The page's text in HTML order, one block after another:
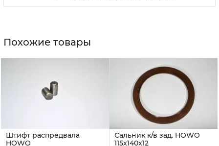
Похожие товары
Штифт распредвала
HOWO
Сальник к/в зад. HOWO
115x140x12